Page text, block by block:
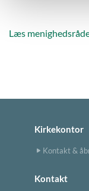
Læs
Kirkekontor
Kontakt &
Kontakt